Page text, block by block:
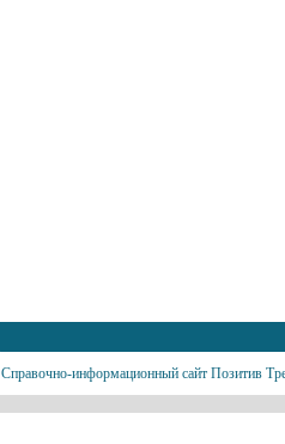
Справочно-информационный сайт Позитив